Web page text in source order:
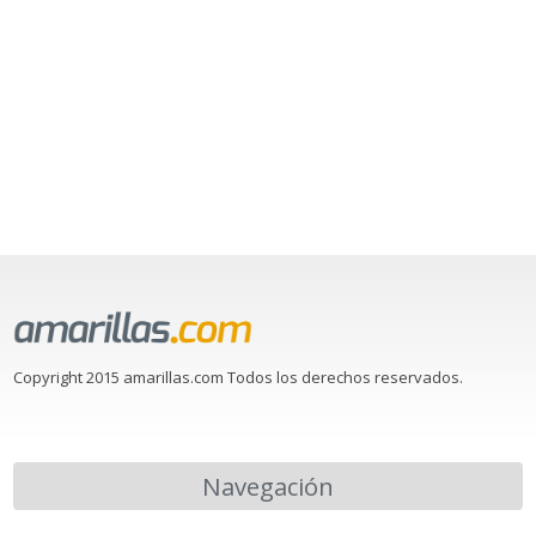
Copyright 2015 amarillas.com Todos los derechos reservados.
Navegación